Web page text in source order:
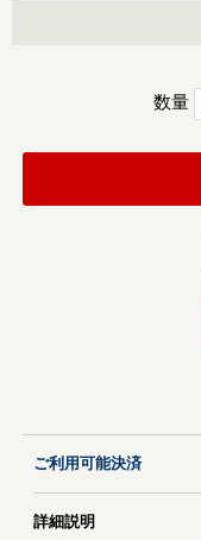
数量
ご利用可能決済
詳細説明